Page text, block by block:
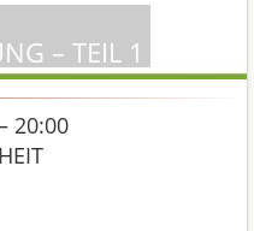
– TEIL 1
20:00